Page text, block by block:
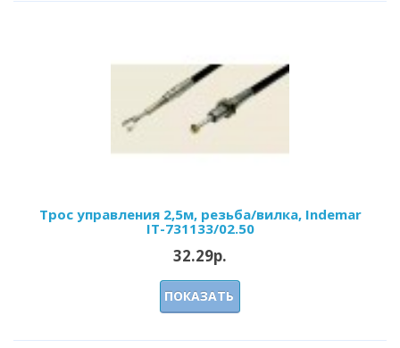
Трос управления 2,5м, резьба/вилка, Indemar
IT-731133/02.50
32.29р.
ПОКАЗАТЬ